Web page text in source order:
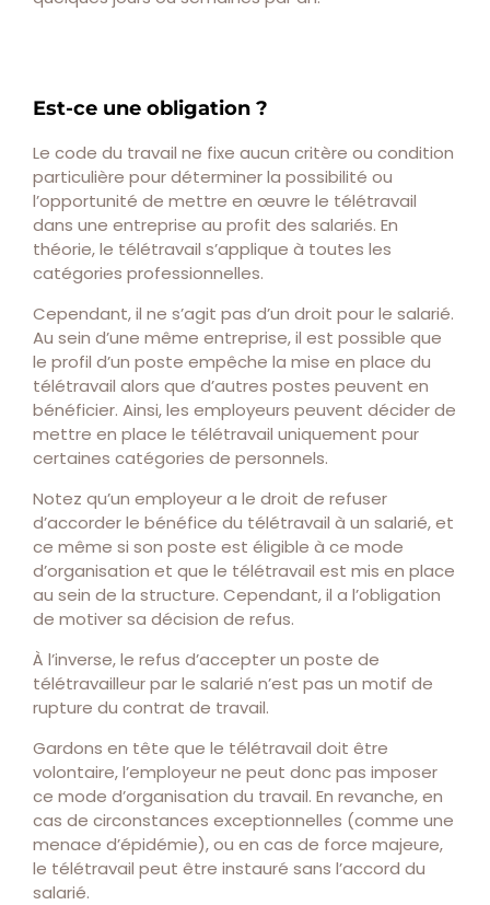
Est-ce une obligation ?
Le code du travail ne fixe aucun critère ou condition
particulière pour déterminer la possibilité ou
l’opportunité de mettre en œuvre le télétravail
dans une entreprise au profit des salariés. En
théorie, le télétravail s’applique à toutes les
catégories professionnelles.
Cependant, il ne s’agit pas d’un droit pour le salarié.
Au sein d’une même entreprise, il est possible que
le profil d’un poste empêche la mise en place du
télétravail alors que d’autres postes peuvent en
bénéficier. Ainsi, les employeurs peuvent décider de
mettre en place le télétravail uniquement pour
certaines catégories de personnels.
Notez qu’un employeur a le droit de refuser
d’accorder le bénéfice du télétravail à un salarié, et
ce même si son poste est éligible à ce mode
d’organisation et que le télétravail est mis en place
au sein de la structure. Cependant, il a l’obligation
de motiver sa décision de refus.
À l’inverse, le refus d’accepter un poste de
télétravailleur par le salarié n’est pas un motif de
rupture du contrat de travail.
Gardons en tête que le télétravail doit être
volontaire, l’employeur ne peut donc pas imposer
ce mode d’organisation du travail. En revanche, en
cas de circonstances exceptionnelles (comme une
menace d’épidémie), ou en cas de force majeure,
le télétravail peut être instauré sans l’accord du
salarié.